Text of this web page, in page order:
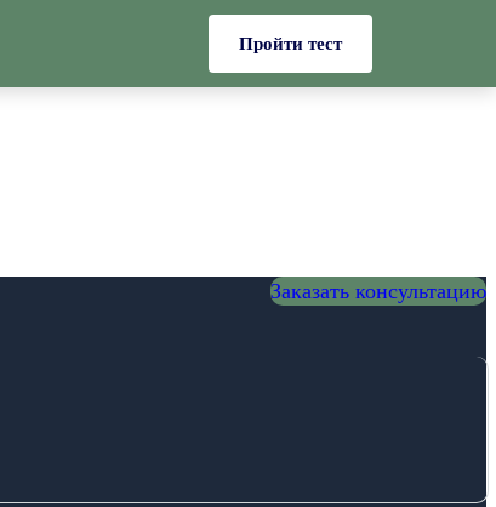
Заказать консультацию
Пройти тест